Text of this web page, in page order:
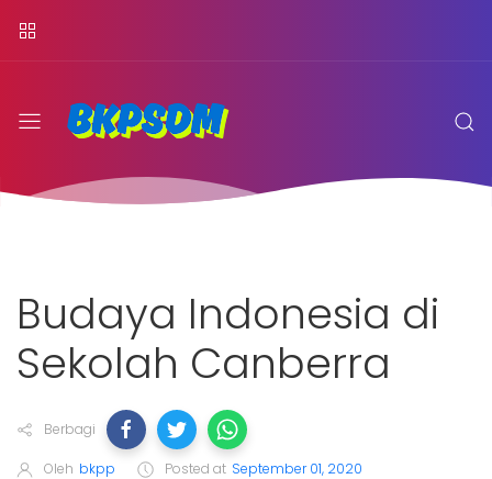
Budaya Indonesia di
Sekolah Canberra
Berbagi
Oleh bkpp Posted at September 01, 2020